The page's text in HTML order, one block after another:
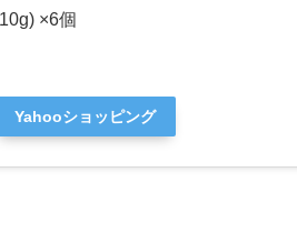
×6個
Yahooショッピング